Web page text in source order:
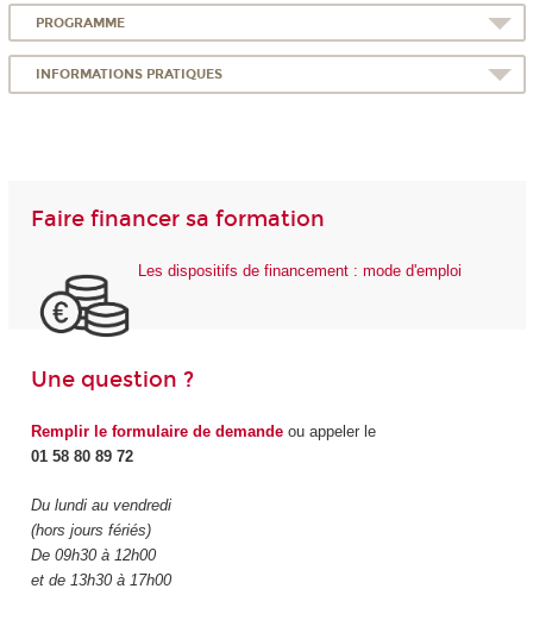
PROGRAMME
INFORMATIONS PRATIQUES
Faire financer sa formation
Les dispositifs de financement : mode d'emploi
Une question ?
Remplir le formulaire de demandeou appeler le
01 58 80 89 72
Du lundi au vendredi
(hors jours fériés)
De 09h30 à 12h00
et de 13h30 à 17h00